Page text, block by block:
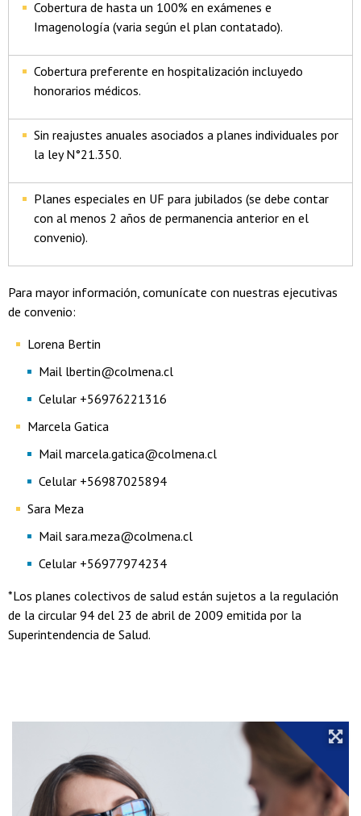
Cobertura de hasta un 100% en exámenes e
Imagenología (varia según el plan contatado).
Cobertura preferente en hospitalización incluyedo
honorarios médicos.
Sin reajustes anuales asociados a planes individuales por
la ley N°21.350.
Planes especiales en UF para jubilados (se debe contar
con al menos 2 años de permanencia anterior en el
convenio).
Para mayor información, comunícate con nuestras ejecutivas
de convenio:
Lorena Bertin
Mail lbertin@colmena.cl
Celular +56976221316
Marcela Gatica
Mail marcela.gatica@colmena.cl
Celular +56987025894
Sara Meza
Mail sara.meza@colmena.cl
Celular +56977974234
*Los planes colectivos de salud están sujetos a la regulación
de la circular 94 del 23 de abril de 2009 emitida por la
Superintendencia de Salud.